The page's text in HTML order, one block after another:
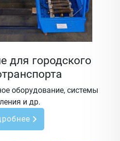
для городского
оборудование, системы
и др.